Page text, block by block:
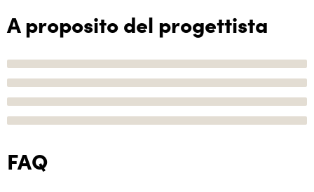
A proposito del progettista
FAQ